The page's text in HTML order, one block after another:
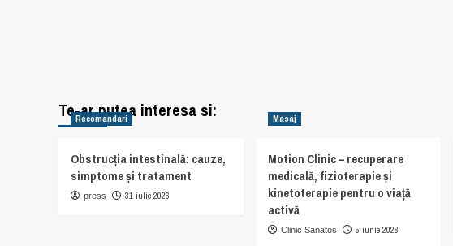
Te-ar putea interesa si:
Recomandari
Obstrucția intestinală: cauze,
simptome și tratament
press 31 iulie 2026
Masaj
Motion Clinic – recuperare
medicală, fizioterapie și
kinetoterapie pentru o viață
activă
Clinic Sanatos 5 iunie 2026